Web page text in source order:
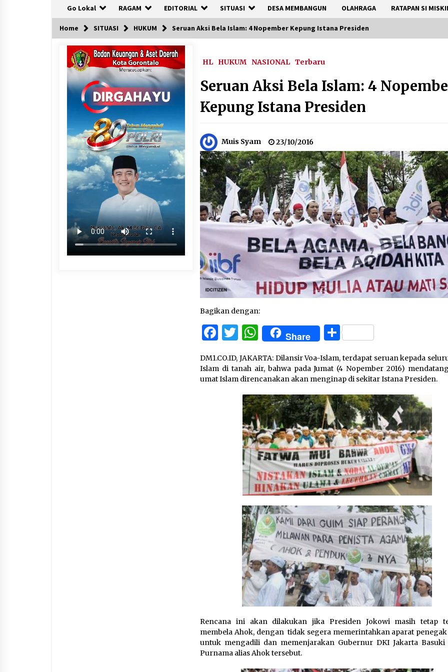
Go Lokal RAGAM EDITORIAL SITUASI DESA MEMBANGUN OLAHRAGA RATAPAN SI
Home SITUASI HUKUM Seruan Aksi Bela Islam: 4 Nopember Kepung Istana Presiden
HL HUKUM NASIONAL Terbaru
Seruan Aksi Bela Islam: 4
Kepung Istana Presiden
Muis Syam 23/10/2016
Bagikan dengan:
Facebook
Twitter
WhatsApp
Share Share
DM1.CO.ID, JAKARTA: Dilansir Voa-Islam, terdapat seruan kepada
Islam di tanah air, bahwa pada Jumat (4 Nopember 2016)
umat Islam direncanakan akan menginap di sekitar Istana Presiden.
Rencana ini akan dilakukan jika Presiden Jokowi masih tetap
membela Ahok, dengan tidak segera memerintahkan aparat
untuk mengadili dan memenjarakan Gubernur DKI Jakarta Basuki
Purnama alias Ahok tersebut.